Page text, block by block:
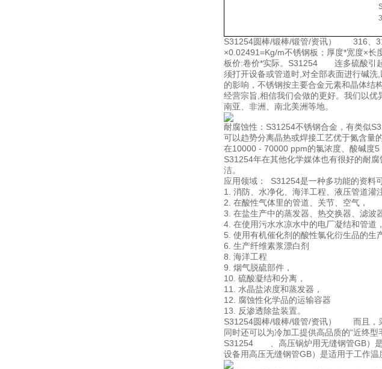
S31254圆棒/锻棒/锻管/资讯） 316、
×0.02491=Kg/m不锈钢板；厚度*宽度×长
板价:卷价*实际。S31254 连多硫酸引起
须打开设备或管道时,对全部表面进行碱
的影响，不锈钢按主要合金元素和晶体
经营宗旨,相信我们会做的更好。我们以
南亚、非洲、南北美洲等地。
耐腐蚀性：S31254不锈钢合金，有类似
可以趋势分离晶热或焊接工艺优于氮含量
在10000 - 70000 ppm的氯浓度、酸碱度
S31254年在其他化学媒体也有很好的耐
洁。
应用领域： S31254是一种多功能的资料
1. 消防、水净化、海洋工程、液压管道灌
2. 在酸性气体里的管道、关节、空气，
3. 在盐生产中的蒸发器、热交换器、滤波
4. 在使用污水水凉水中的电厂凝结和管道，
5. 使用有机催化剂的酸性氯化衍生品的生
6. 生产纤维素浆漂白剂
8. 海洋工程
9. 烟气脱硫部件，
10. 硫酸凝结和分离，
11. 水晶盐浓度和蒸发器，
12. 腐蚀性化学品的运输容器
13. 反渗透除盐装置。
S31254圆棒/锻棒/锻管/资讯） 而且，采
同时还可以为冷加工提供高品质的“近终
S31254 、高压锅炉用无缝钢管GB）是
设备用高压无缝钢管GB）是适用于工作